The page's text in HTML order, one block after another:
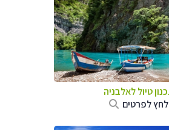
טיול לאלבניה
לחץ לפרטים